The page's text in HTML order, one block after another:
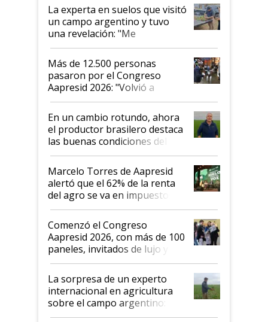
La experta en suelos que visitó
un campo argentino y tuvo
una revelación: "Me
impresionó mucho"
Más de 12.500 personas
pasaron por el Congreso
Aapresid 2026: "Volvió a
demostrar que hablar del
suelo es hablar de todo el
sistema productivo"
En un cambio rotundo, ahora
el productor brasilero destaca
las buenas condiciones del
agro argentino para invertir:
"Los veo más motivados"
Marcelo Torres de Aapresid
alertó que el 62% de la renta
del agro se va en impuestos:
"No es bueno que en
Argentina se sigan discutiendo
las mismas cosas de hace 50
años"
Comenzó el Congreso
Aapresid 2026, con más de 100
paneles, invitados de lujo y
todas las tendencias
La sorpresa de un experto
internacional en agricultura
sobre el campo argentino:
"Estoy muy impresionado"